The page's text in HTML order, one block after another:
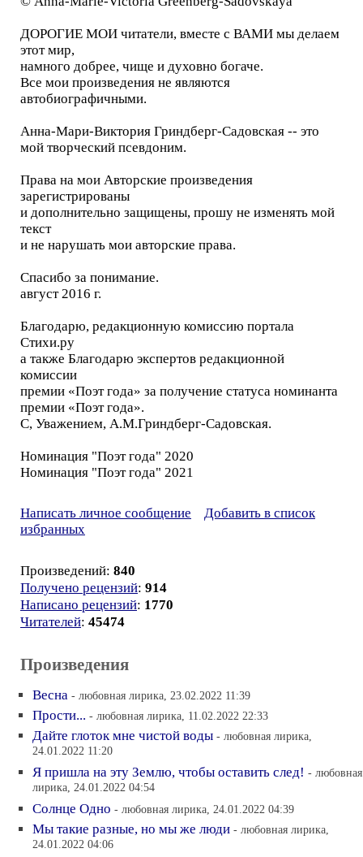
ДОРОГИЕ МОИ читатели, вместе с ВАМИ мы делаем
этот мир,
намного добрее, чище и духовно богаче.
Все мои произведения не являются
автобиографичными.
Анна-Мари-Виктория Гриндберг-Садовская -- это
мой творческий псевдоним.
Права на мои Авторские произведения
зарегистрированы
и дополнительно защищены, прошу не изменять мой
текст
и не нарушать мои авторские права.
Спасибо за понимание.
август 2016 г.
Благодарю, редакционную комиссию портала
Стихи.ру
а также Благодарю экспертов редакционной
комиссии
премии «Поэт года» за получение статуса номинанта
премии «Поэт года».
С, Уважением, А.М.Гриндберг-Садовская.
Номинация "Поэт года" 2020
Номинация "Поэт года" 2021
Написать личное сообщение
Добавить в список
избранных
Произведений: 840
Получено рецензий: 914
Написано рецензий: 1770
Читателей: 45474
Произведения
Весна - любовная лирика, 23.02.2022 11:39
Прости... - любовная лирика, 11.02.2022 22:33
Дайте глоток мне чистой воды - любовная лирика,
24.01.2022 11:20
Я пришла на эту Землю, чтобы оставить след! - любовная
лирика, 24.01.2022 04:54
Солнце Одно - любовная лирика, 24.01.2022 04:39
Мы такие разные, но мы же люди - любовная лирика,
24.01.2022 04:06